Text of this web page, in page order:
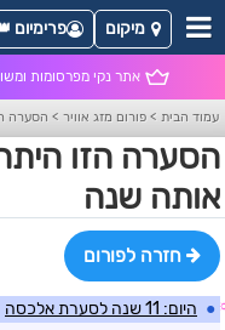
אתר נקי מפרסומות
מיקום פרימיום
עמוד הבית > פורום מזג אוויר > הסערה
הסערה הזו
אותה שנה
חזרה לפורום
● היום: 11 שנה לסערת אלכסה